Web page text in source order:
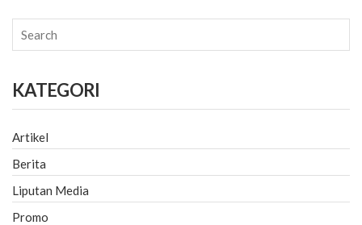
KATEGORI
Artikel
Berita
Liputan Media
Promo